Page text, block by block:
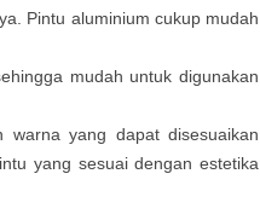
Pintu aluminium cukup mudah
mudah untuk digunakan
warna yang dapat disesuaikan
yang sesuai dengan estetika